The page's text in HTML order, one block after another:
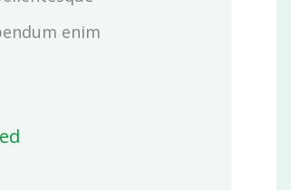
enim